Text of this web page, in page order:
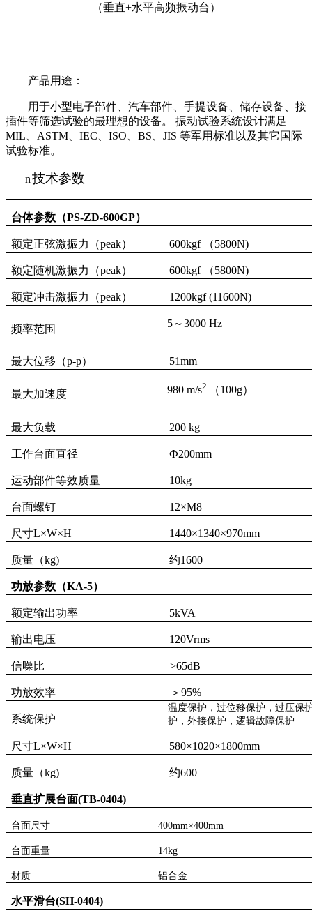
（垂直+水平高频振动台）
产品用途：
用于小型电子部件、汽车部件、手提设备、储存设备、接
插件等筛选试验的最理想的设备。 振动试验系统设计满足
MIL、ASTM、IEC、ISO、BS、JIS 等军用标准以及其它国际
试验标准。
n技术参数
台体参数 （PS-ZD-600GP）
额定正弦激振力（peak） 600kgf （5800N)
额定随机激振力（peak） 600kgf （5800N)
额定冲击激振力（peak） 1200kgf (11600N)
频率范围 5～3000 Hz
最大位移（p-p） 51mm
最大加速度 980 m/s2 （100g）
最大负载 200 kg
工作台面直径 Ф200mm
运动部件等效质量 10kg
台面螺钉 12×M8
尺寸L×W×H 1440×1340×970mm
质量（kg) 约1600
功放参数 （KA-5）
额定输出功率 5kVA
输出电压 120Vrms
信噪比 >65dB
功放效率 ＞ 95%
系统保护
温度保护，过位移保护，过压保
护，外接保护，逻辑故障保护
尺寸L×W×H 580×1020×1800mm
质量（kg) 约600
垂直扩展台面(TB-0404)
台面尺寸 400mm×400mm
台面重量 14kg
材质 铝合金
水平滑台(SH-0404)